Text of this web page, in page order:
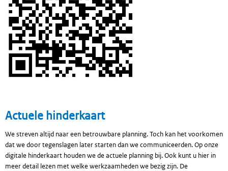
Actuele hinderkaart
We streven altijd naar een betrouwbare planning. Toch kan het voorkomen
dat we door tegenslagen later starten dan we communiceerden. Op onze
digitale hinderkaart houden we de actuele planning bij. Ook kunt u hier in
meer detail lezen met welke werkzaamheden we bezig zijn. De